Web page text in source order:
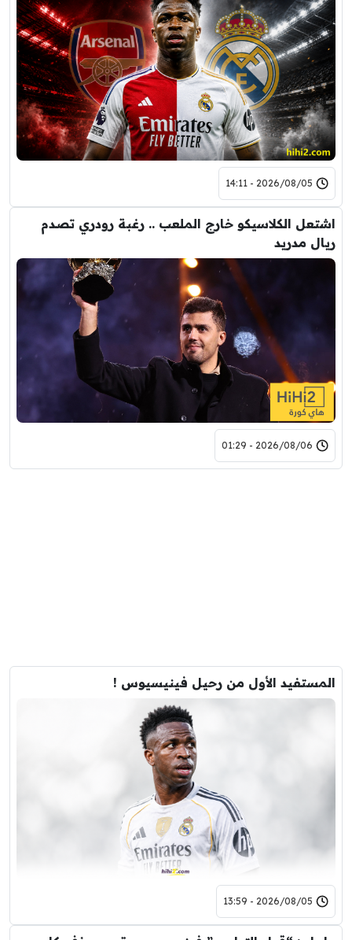
2026/08/05 - 14:11
اشتعل الكلاسيكو خارج الملعب .. رغبة رودري تصدم
ريال مدريد
2026/08/06 - 01:29
المستفيد الأول من رحيل فينيسيوس !
2026/08/05 - 13:59